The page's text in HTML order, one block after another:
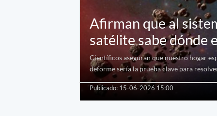
Afirman que al
satélite sabe dónde
Científicos aseguran que nuestro hogar
deforme sería la prueba clave para
Publicado: 15-06-2026 15:00